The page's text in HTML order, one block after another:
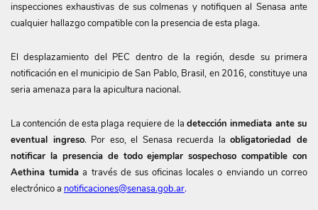
inspecciones exhaustivas de sus colmenas y notifiquen al Senasa ante
cualquier hallazgo compatible con la presencia de esta plaga.
El desplazamiento del PEC dentro de la región, desde su primera
notificación en el municipio de San Pablo, Brasil, en 2016, constituye una
seria amenaza para la apicultura nacional.
La contención de esta plaga requiere de la detección inmediata ante su
eventual ingreso. Por eso, el Senasa recuerda laobligatoriedad de
notificar la presencia de todo ejemplar sospechoso compatible con
Aethina tumida a través de sus oficinas locales o enviando un correo
electrónico a notificaciones@senasa.gob.ar.